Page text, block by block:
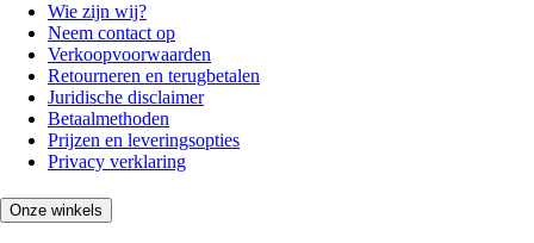
Wie zijn wij?
Neem contact op
Verkoopvoorwaarden
Retourneren en terugbetalen
Juridische disclaimer
Betaalmethoden
Prijzen en leveringsopties
Privacy verklaring
Onze winkels